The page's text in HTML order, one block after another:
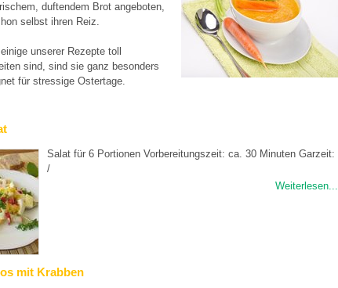
duftendem Brot angeboten,
selbst ihren Reiz.
unserer Rezepte toll
sind, sind sie ganz besonders
für stressige Ostertage.
Salat für 6 Portionen Vorbereitungszeit: ca. 30 Minuten Garzeit:
/
Weiterlesen...
mit Krabben